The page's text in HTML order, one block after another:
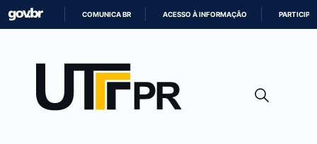
CONTEÚDO
COMUNICA BR ACESSO À INFORMAÇÃO PARTICIPE